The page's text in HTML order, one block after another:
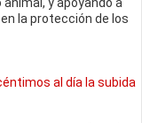
la protección de los
al día la subida